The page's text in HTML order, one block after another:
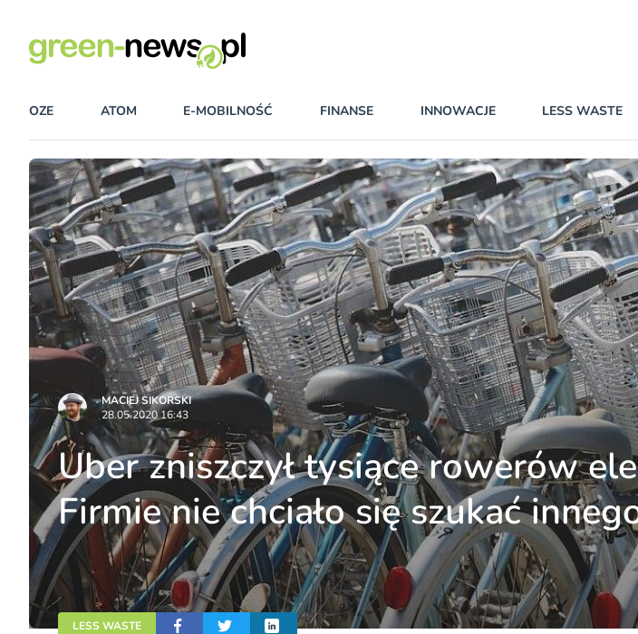
OZE ATOM E-MOBILNOŚĆ FINANSE INNOWACJE LESS WASTE
MACIEJ SIKORSKI
28.05.2020 16:43
Uber zniszczył tysiące rowerów
Firmie nie chciało się szukać
LESS WASTE